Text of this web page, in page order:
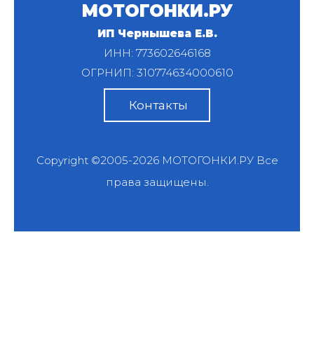
МОТОГОНКИ.РУ
ИП Чернышева Е.В.
ИНН: 773602646168
ОГРНИП: 310774634000610
Контакты
Copyright ©2005-2026 МОТОГОНКИ.РУВсе
права защищены.